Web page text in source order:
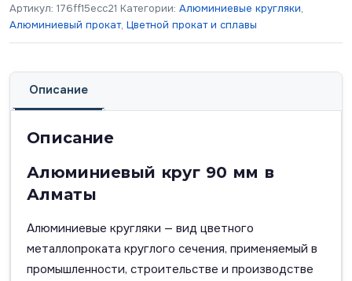
Артикул: 176ff15ecc21 Категории: Алюминиевые кругляки,
Алюминиевый прокат, Цветной прокат и сплавы
Описание
Описание
Алюминиевый круг 90 мм в
Алматы
Алюминиевые кругляки — вид цветного
металлопроката круглого сечения, применяемый в
промышленности, строительстве и производстве